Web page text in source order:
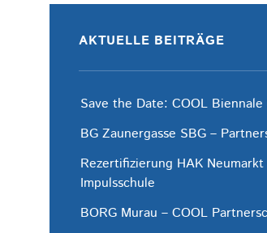
AKTUELLE BEITRÄGE
Save the Date: COOL Biennale
BG Zaunergasse SBG –
Rezertifizierung HAK Neumarkt
Impulsschule
BORG Murau – COOL